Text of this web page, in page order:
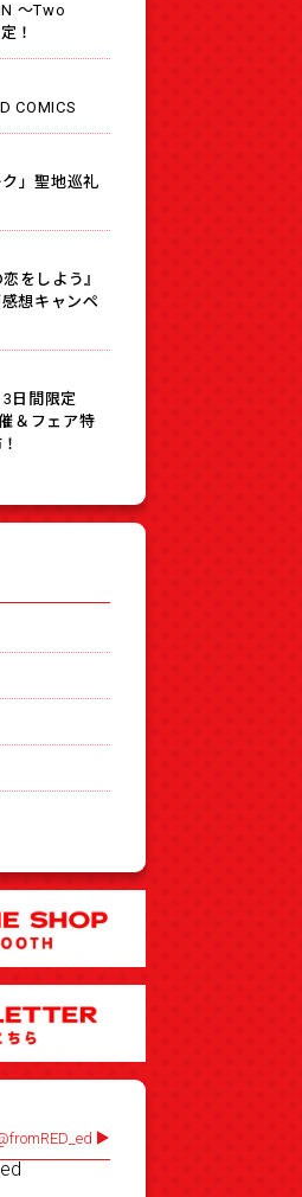
〜Two
！
COMICS
ク」聖地巡礼
をしよう』
想キャンペ
日間限定
＆フェア特